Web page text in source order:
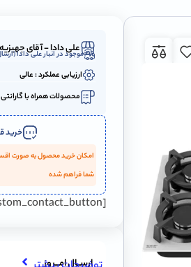
علی دادا - آقای جهیزیه
موجود در انبار علی دادا
ارزیابی عملکرد : عالی
محصولات همراه با گارانتی
خرید
امکان خرید محصول به صورت
شما فراهم شده
[custom_contact_button]